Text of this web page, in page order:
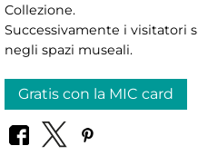
Collezione.
Successivamente i visitatori
negli spazi museali.
Gratis con la MIC card